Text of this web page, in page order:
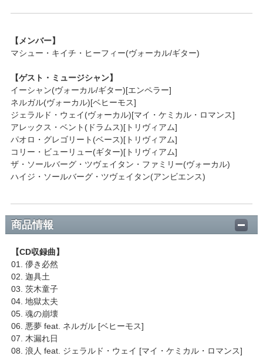
【メンバー】
マシュー・キイチ・ヒーフィー(ヴォーカル/ギター)
【ゲスト・ミュージシャン】
イーシャン(ヴォーカル/ギター)[エンペラー]
ネルガル(ヴォーカル)[ベヒーモス]
ジェラルド・ウェイ(ヴォーカル)[マイ・ケミカル・ロマンス]
アレックス・ベント(ドラムス)[トリヴィアム]
パオロ・グレゴリート(ベース)[トリヴィアム]
コリー・ビューリュー(ギター)[トリヴィアム]
ザ・ソールバーグ・ツヴェイタン・ファミリー(ヴォーカル)
ハイジ・ソールバーグ・ツヴェイタン(アンビエンス)
商品情報
【CD収録曲】
01. 儚き必然
02. 迦具土
03. 茨木童子
04. 地獄太夫
05. 魂の崩壊
06. 悪夢 feat. ネルガル [ベヒーモス]
07. 木漏れ日
08. 浪人 feat. ジェラルド・ウェイ [マイ・ケミカル・ロマンス]